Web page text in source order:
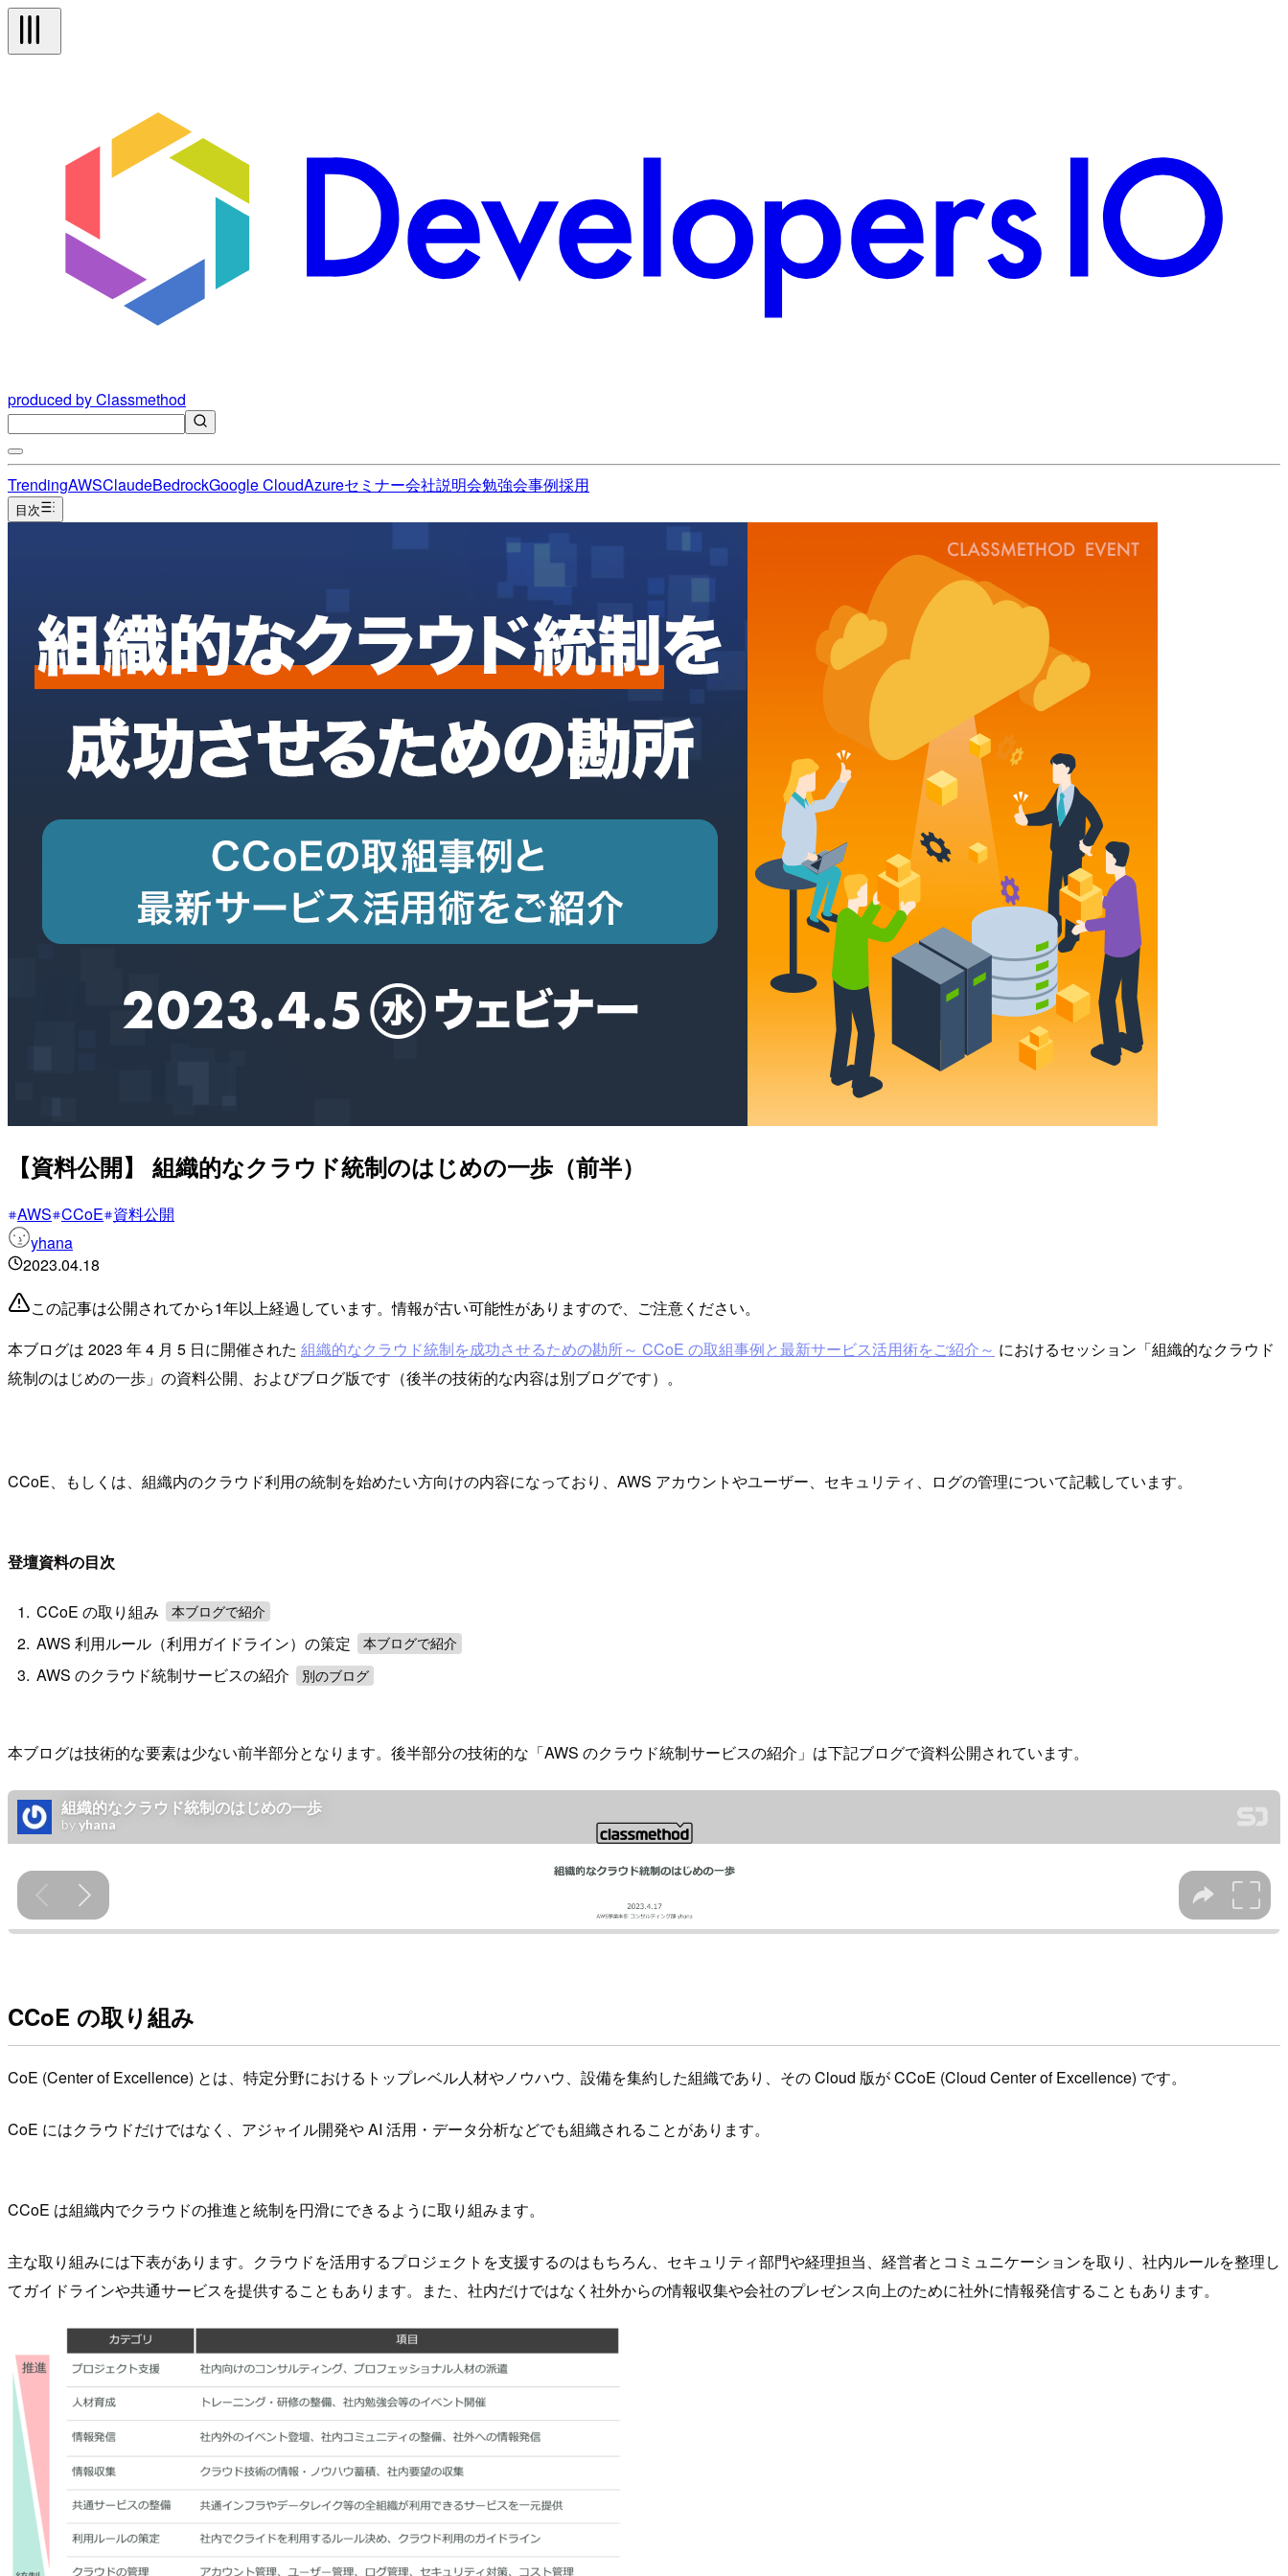
produced by Classmethod
TrendingAWSClaudeBedrockGoogle CloudAzureセミナー会社説明会勉強会事例採用
目次
【資料公開】 組織的なクラウド統制のはじめの一歩（前半）
AWS CCoE 資料公開
yhana
2023.04.18
この記事は公開されてから1年以上経過しています。情報が古い可能性がありますので、ご注意ください。
本ブログは 2023 年 4 月 5 日に開催された 組織的なクラウド統制を成功させるための勘所～ CCoE の取組事例と最新サービス活用術をご紹介～ におけるセッション「組織的なクラウド
統制のはじめの一歩」の資料公開、およびブログ版です（後半の技術的な内容は別ブログです）。
CCoE、もしくは、組織内のクラウド利用の統制を始めたい方向けの内容になっており、AWS アカウントやユーザー、セキュリティ、ログの管理について記載しています。
登壇資料の目次
CCoE の取り組み 本ブログで紹介
AWS 利用ルール（利用ガイドライン）の策定 本ブログで紹介
AWS のクラウド統制サービスの紹介 別のブログ
本ブログは技術的な要素は少ない前半部分となります。後半部分の技術的な「AWS のクラウド統制サービスの紹介」は下記ブログで資料公開されています。
CCoE の取り組み
CoE (Center of Excellence) とは、特定分野におけるトップレベル人材やノウハウ、設備を集約した組織であり、その Cloud 版が CCoE (Cloud Center of Excellence) です。
CoE にはクラウドだけではなく、アジャイル開発や AI 活用・データ分析などでも組織されることがあります。
CCoE は組織内でクラウドの推進と統制を円滑にできるように取り組みます。
主な取り組みには下表があります。クラウドを活用するプロジェクトを支援するのはもちろん、セキュリティ部門や経理担当、経営者とコミュニケーションを取り、社内ルールを整理し
てガイドラインや共通サービスを提供することもあります。また、社内だけではなく社外からの情報収集や会社のプレゼンス向上のために社外に情報発信することもあります。